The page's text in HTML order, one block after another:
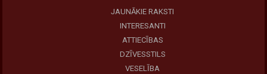
JAUNĀKIE RAKSTI
INTERESANTI
ATTIECĪBAS
DZĪVESSTILS
VESELĪBA